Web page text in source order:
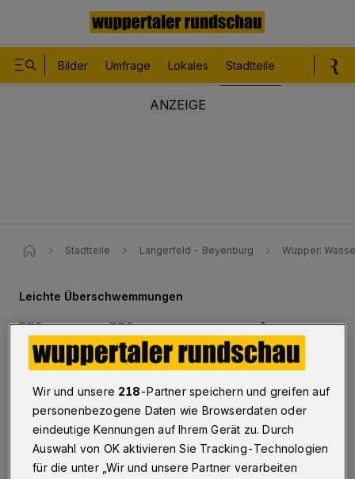
Bilder Umfrage Lokales Stadtteile
Stadtteile Langerfeld - Beyenburg Wupper:
Leichte Überschwemmungen
Wupper: Wassermassen in
Beyenburg
Wuppertal·Der Wuppertaler Stadtteil Beyenburg steht
wegen des Hochwassers unter besonderer
Beobachtung. Aus gutem Grund: Im Juli 2021 hatte die
über die Ufer getretene Wupper hier große Schaden
angerichtet.
Wir und unsere 218-Partner speichern und greifen auf
personenbezogene Daten wie Browserdaten oder
eindeutige Kennungen auf Ihrem Gerät zu. Durch
Auswahl von OK aktivieren Sie Tracking-Technologien
für die unter „Wir und unsere Partner verarbeiten